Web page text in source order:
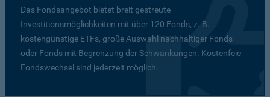
Das Fondsangebot bietet breit gestreute
Investitionsmöglichkeiten mit über 120 Fonds, z. B.
kostengünstige ETFs, große Auswahl nachhaltiger Fonds
oder Fonds mit Begrenzung der Schwankungen. Kostenfeie
Fondswechsel sind jederzeit möglich.